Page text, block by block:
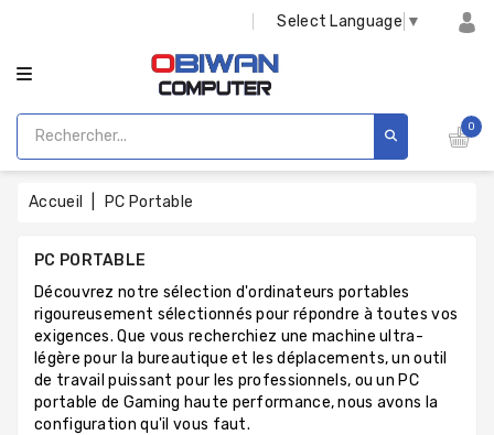
Select Language ▼
0
Accueil PC Portable
PC PORTABLE
Découvrez notre sélection d'ordinateurs portables
rigoureusement sélectionnés pour répondre à toutes vos
exigences. Que vous recherchiez une machine ultra-
légère pour la bureautique et les déplacements, un outil
de travail puissant pour les professionnels, ou un PC
portable de Gaming haute performance, nous avons la
configuration qu'il vous faut.